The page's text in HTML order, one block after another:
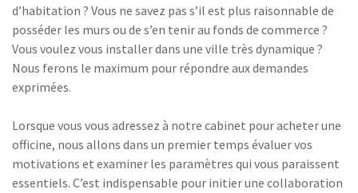
d’habitation ? Vous ne savez pas s’il est plus raisonnable de
posséder les murs ou de s’en tenir au fonds de commerce ?
Vous voulez vous installer dans une ville très dynamique ?
Nous ferons le maximum pour répondre aux demandes
exprimées.
Lorsque vous vous adressez à notre cabinet pour acheter une
officine, nous allons dans un premier temps évaluer vos
motivations et examiner les paramètres qui vous paraissent
essentiels. C’est indispensable pour initier une collaboration